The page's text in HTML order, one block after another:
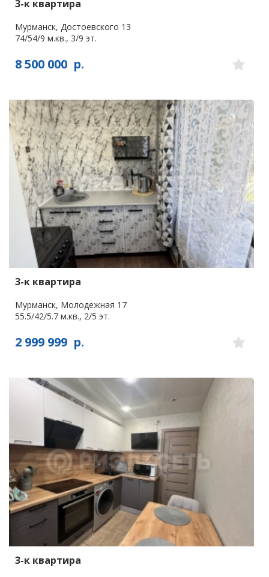
3-к квартира
Мурманск, Достоевского 13
74/54/9 м.кв., 3/9 эт.
8 500 000 р.
3-к квартира
Мурманск, Молодежная 17
55.5/42/5.7 м.кв., 2/5 эт.
2 999 999 р.
3-к квартира